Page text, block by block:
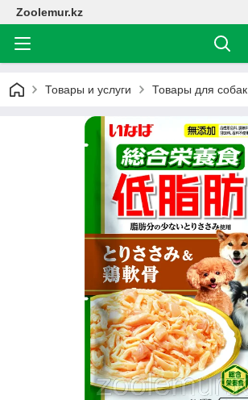
Zoolemur.kz
Товары и услуги Товары для собак